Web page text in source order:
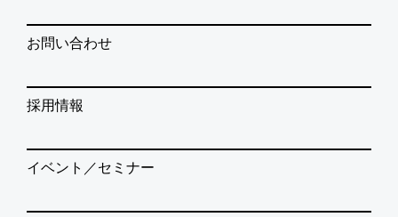
お問い合わせ
採用情報
イベント／セミナー